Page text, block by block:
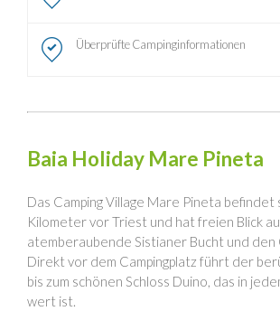
Überprüfte Campinginformationen
Baia Holiday Mare Pineta
Das Camping Village Mare Pineta befindet
Kilometer vor Triest und hat freien Blick
atemberaubende Sistianer Bucht und den
Direkt vor dem Campingplatz führt der
bis zum schönen Schloss Duino, das in
wert ist.